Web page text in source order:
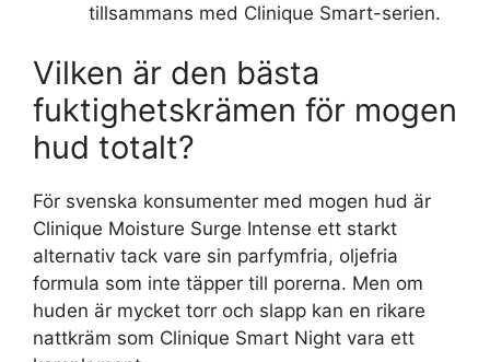
tillsammans med Clinique Smart-serien.
Vilken är den bästa
fuktighetskrämen för mogen
hud totalt?
För svenska konsumenter med mogen hud är
Clinique Moisture Surge Intense ett starkt
alternativ tack vare sin parfymfria, oljefria
formula som inte täpper till porerna. Men om
huden är mycket torr och slapp kan en rikare
nattkräm som Clinique Smart Night vara ett